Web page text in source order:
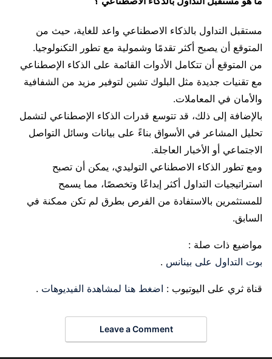
مستقبل التداول بالذكاء الاصطناعي واعد للغاية، حيث من
المتوقع أن يصبح أكثر تقدمًا وشمولية مع تطور التكنولوجيا.
من المتوقع أن تتكامل الأدوات القائمة على الذكاء الإصطناعي
مع تقنيات جديدة مثل البلوك تشين لتوفير مزيد من الشفافية
والأمان في المعاملات.
بالإضافة إلى ذلك، قد تتوسع قدرات الذكاء الإصطناعي لتشمل
تحليل المشاعر في الأسواق بناءً على بيانات وسائل التواصل
الاجتماعي أو الأخبار العاجلة.
ومع تطور الذكاء الاصطناعي التوليدي، يمكن أن تصبح
استراتيجيات التداول أكثر إبداعًا وتخصصًا، مما يسمح
للمستثمرين بالاستفادة من الفرص بطرق لم تكن ممكنة في
السابق.
مواضيع ذات صلة :
بوت التداول على بينانس .
قناة ثري على اليوتيوب : اضغط هنا لمشاهدة الفيديوهات .
Leave a Comment